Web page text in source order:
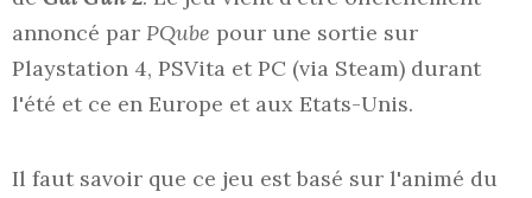
annoncé par PQube pour une sortie sur
Playstation 4, PSVita et PC (via Steam) durant
l'été et ce en Europe et aux Etats-Unis.
Il faut savoir que ce jeu est basé sur l'animé du